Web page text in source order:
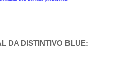
DA DISTINTIVO BLUE: